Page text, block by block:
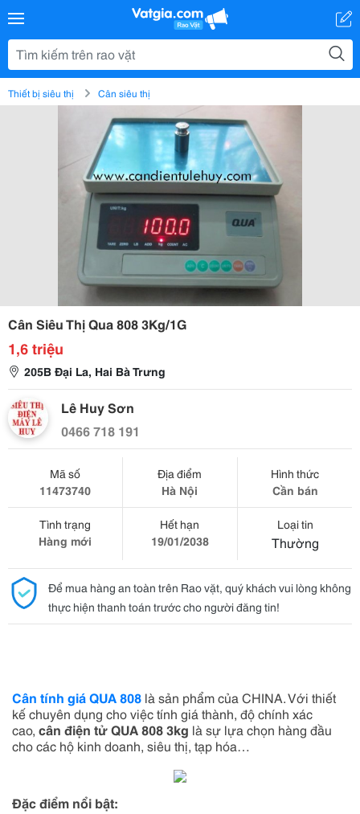
Thiết bị siêu thị Cân siêu thị
Cân Siêu Thị Qua 808 3Kg/1G
1,6 triệu
205B Đại La, Hai Bà Trưng
Lê Huy Sơn
0466 718 191
Mã số
11473740
Địa điểm
Hà Nội
Hình thức
Cần bán
Tình trạng
Hàng mới
Hết hạn
19/01/2038
Loại tin
Thường
Để mua hàng an toàn trên Rao vặt, quý khách vui lòng không
thực hiện thanh toán trước cho người đăng tin!
Cân tính giáQUA 808 là sản phẩm của CHINA. Với thiết
kế chuyên dụng cho việc tính giá thành, độ chính xác
cao, cân điện tửQUA 8083kg là sự lựa chọn hàng đầu
cho các hộ kinh doanh, siêu thị, tạp hóa…
Đặc điểm nổi bật: